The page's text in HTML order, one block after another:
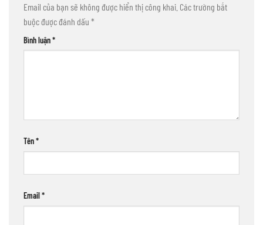
Email của bạn sẽ không được hiển thị công khai. Các trường bắt
buộc được đánh dấu *
Bình luận*
Tên*
Email*